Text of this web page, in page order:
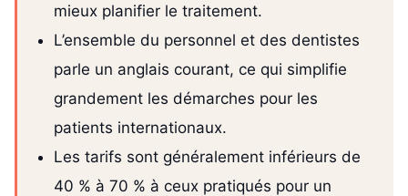
mieux planifier le traitement.
L’ensemble du personnel et des dentistes
parle un anglais courant, ce qui simplifie
grandement les démarches pour les
patients internationaux.
Les tarifs sont généralement inférieurs de
40 % à 70 % à ceux pratiqués pour un